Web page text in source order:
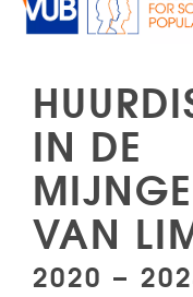
IN DE
VAN
2020 –